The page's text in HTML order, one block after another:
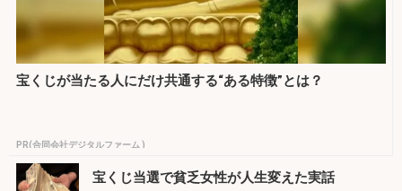
宝くじが当たる人にだけ共通する“ある特徴”とは？
PR(合同会社デジタルファーム )
宝くじ当選で貧乏女性が人生変えた実話